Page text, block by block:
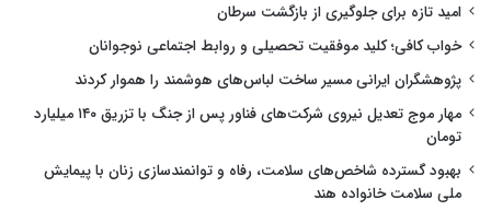
امید تازه برای جلوگیری از بازگشت سرطان
خواب کافی؛ کلید موفقیت تحصیلی و روابط اجتماعی نوجوانان
پژوهشگران ایرانی مسیر ساخت لباس‌های هوشمند را هموار کردند
مهار موج تعدیل نیروی شرکت‌های فناور پس از جنگ با تزریق ۱۴۰ میلیارد
تومان
بهبود گسترده شاخص‌های سلامت، رفاه و توانمندسازی زنان با پیمایش
ملی سلامت خانواده هند